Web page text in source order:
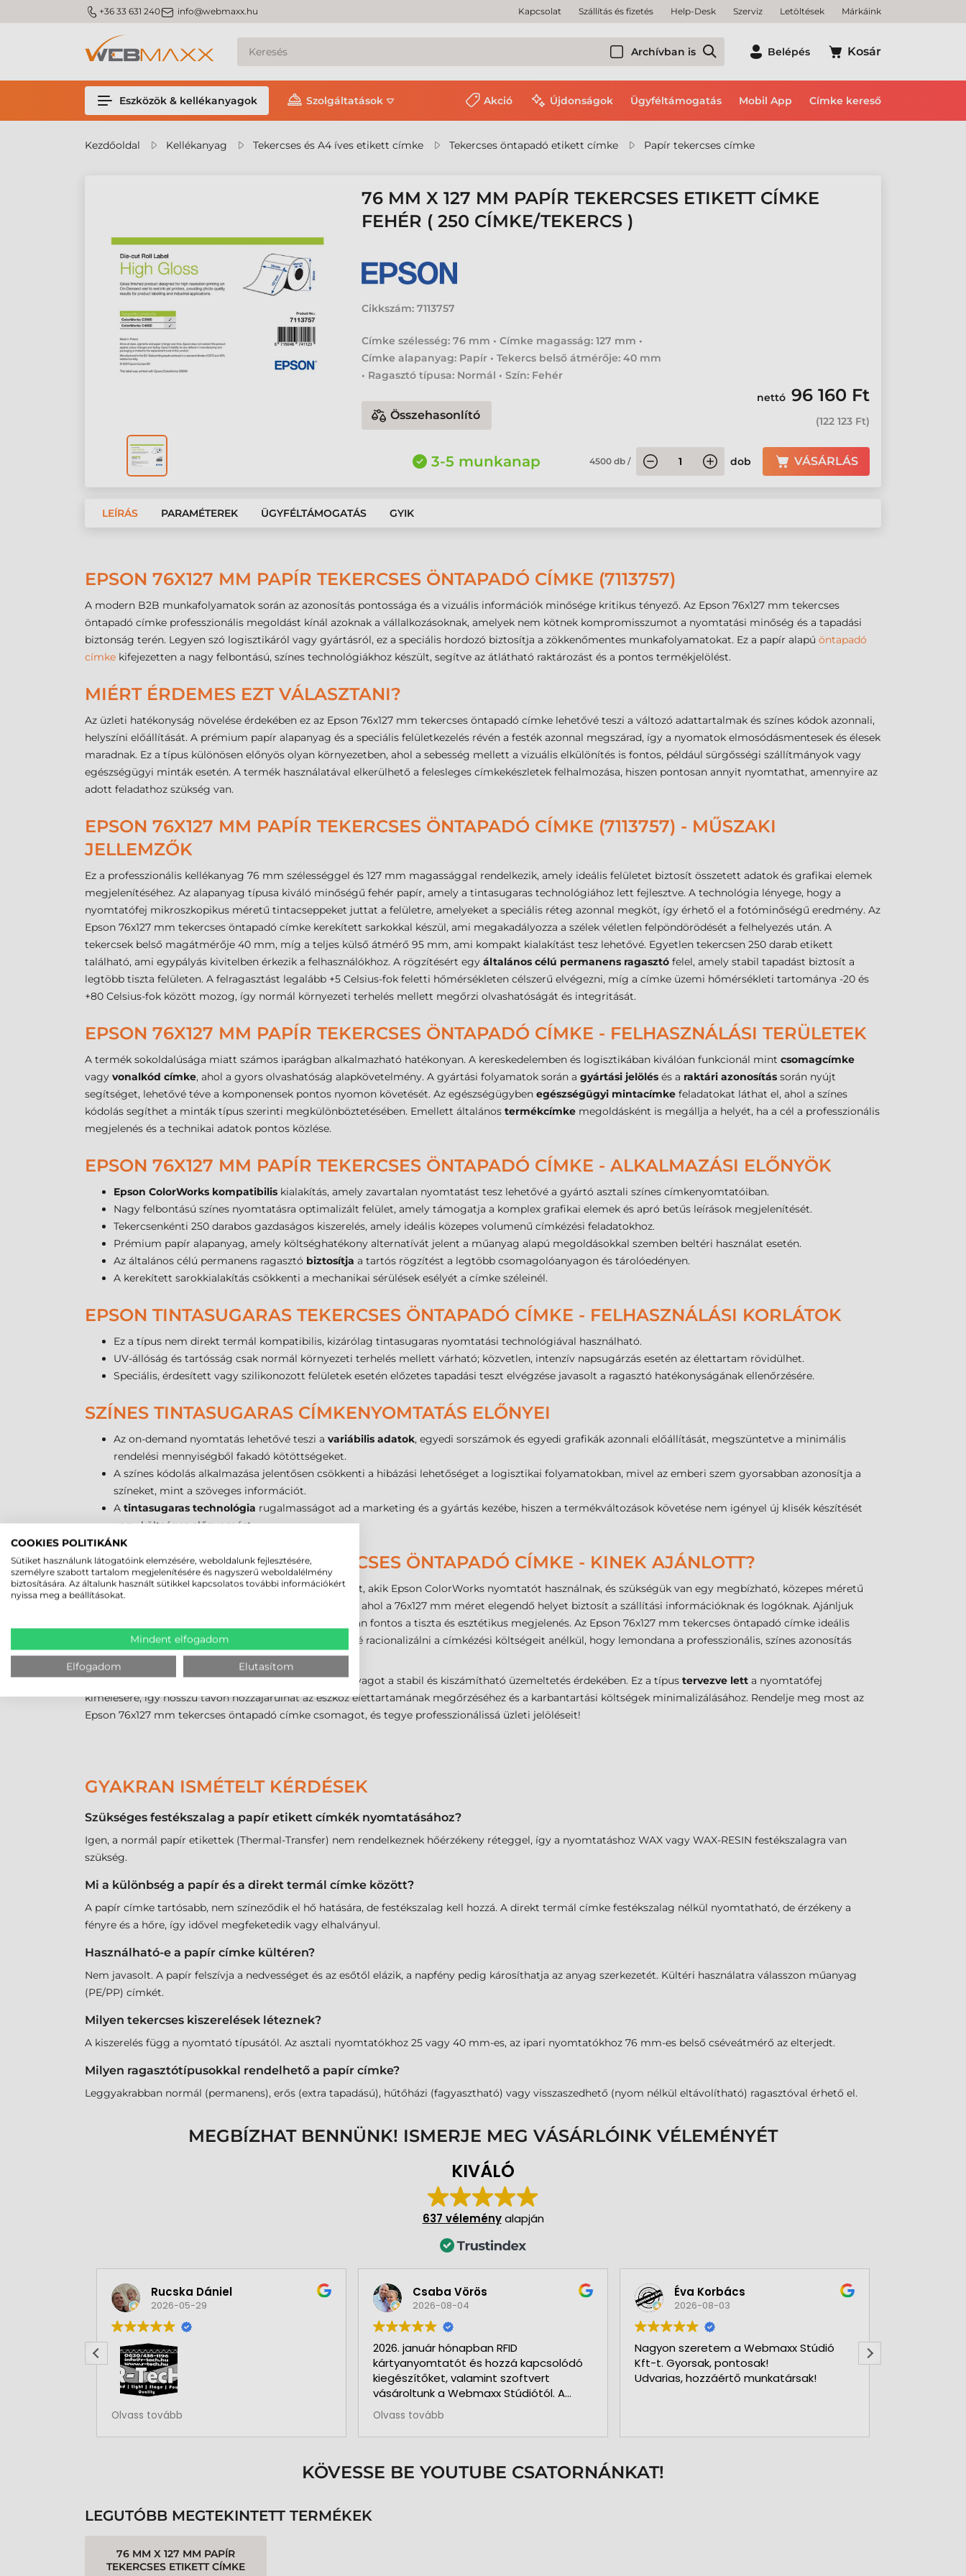
m_phone +36 33 631 240m_email info@webmaxx.hu Kapcsolat Szállítás és fizetés Help-Desk Szerviz Letöltések Márkáink
Archívban is Belépés Kosár
Eszközök & kellékanyagok Szolgáltatások Akció Újdonságok Ügyféltámogatás Mobil App Címke kereső
Kezdőoldal Kellékanyag Tekercses és A4 íves etikett címke Tekercses öntapadó etikett címke Papír tekercses címke
76 MM X 127 MM PAPÍR TEKERCSES ETIKETT CÍMKE
FEHÉR ( 250 CÍMKE/TEKERCS )
Cikkszám: 7113757
Címke szélesség: 76 mm • Címke magasság: 127 mm •
Címke alapanyag: Papír • Tekercs belső átmérője: 40 mm
• Ragasztó típusa: Normál • Szín: Fehér
Összehasonlító
nettó 96 160 Ft
(122 123 Ft)
3-5 munkanap 4500 db/ dob VÁSÁRLÁS
LEÍRÁS PARAMÉTEREK ÜGYFÉLTÁMOGATÁS GYIK
EPSON 76X127 MM PAPÍR TEKERCSES ÖNTAPADÓ CÍMKE (7113757)
A modern B2B munkafolyamatok során az azonosítás pontossága és a vizuális információk minősége kritikus tényező. Az Epson 76x127 mm tekercses
öntapadó címke professzionális megoldást kínál azoknak a vállalkozásoknak, amelyek nem kötnek kompromisszumot a nyomtatási minőség és a tapadási
biztonság terén. Legyen szó logisztikáról vagy gyártásról, ez a speciális hordozó biztosítja a zökkenőmentes munkafolyamatokat. Ez a papír alapú öntapadó
címke kifejezetten a nagy felbontású, színes technológiákhoz készült, segítve az átlátható raktározást és a pontos termékjelölést.
MIÉRT ÉRDEMES EZT VÁLASZTANI?
Az üzleti hatékonyság növelése érdekében ez az Epson 76x127 mm tekercses öntapadó címke lehetővé teszi a változó adattartalmak és színes kódok azonnali,
helyszíni előállítását. A prémium papír alapanyag és a speciális felületkezelés révén a festék azonnal megszárad, így a nyomatok elmosódásmentesek és élesek
maradnak. Ez a típus különösen előnyös olyan környezetben, ahol a sebesség mellett a vizuális elkülönítés is fontos, például sürgősségi szállítmányok vagy
egészségügyi minták esetén. A termék használatával elkerülhető a felesleges címkekészletek felhalmozása, hiszen pontosan annyit nyomtathat, amennyire az
adott feladathoz szükség van.
EPSON 76X127 MM PAPÍR TEKERCSES ÖNTAPADÓ CÍMKE (7113757) - MŰSZAKI
JELLEMZŐK
Ez a professzionális kellékanyag 76 mm szélességgel és 127 mm magassággal rendelkezik, amely ideális felületet biztosít összetett adatok és grafikai elemek
megjelenítéséhez. Az alapanyag típusa kiváló minőségű fehér papír, amely a tintasugaras technológiához lett fejlesztve. A technológia lényege, hogy a
nyomtatófej mikroszkopikus méretű tintacseppeket juttat a felületre, amelyeket a speciális réteg azonnal megköt, így érhető el a fotóminőségű eredmény. Az
Epson 76x127 mm tekercses öntapadó címke kerekített sarkokkal készül, ami megakadályozza a szélek véletlen felpöndörödését a felhelyezés után. A
tekercsek belső magátmérője 40 mm, míg a teljes külső átmérő 95 mm, ami kompakt kialakítást tesz lehetővé. Egyetlen tekercsen 250 darab etikett
található, ami egypályás kivitelben érkezik a felhasználókhoz. A rögzítésért egy általános célú permanens ragasztó felel, amely stabil tapadást biztosít a
legtöbb tiszta felületen. A felragasztást legalább +5 Celsius-fok feletti hőmérsékleten célszerű elvégezni, míg a címke üzemi hőmérsékleti tartománya -20 és
+80 Celsius-fok között mozog, így normál környezeti terhelés mellett megőrzi olvashatóságát és integritását.
EPSON 76X127 MM PAPÍR TEKERCSES ÖNTAPADÓ CÍMKE - FELHASZNÁLÁSI TERÜLETEK
A termék sokoldalúsága miatt számos iparágban alkalmazható hatékonyan. A kereskedelemben és logisztikában kiválóan funkcionál mint csomagcímke
vagy vonalkód címke, ahol a gyors olvashatóság alapkövetelmény. A gyártási folyamatok során a gyártási jelölés és a raktári azonosítás során nyújt
segítséget, lehetővé téve a komponensek pontos nyomon követését. Az egészségügyben egészségügyi mintacímke feladatokat láthat el, ahol a színes
kódolás segíthet a minták típus szerinti megkülönböztetésében. Emellett általános termékcímke megoldásként is megállja a helyét, ha a cél a professzionális
megjelenés és a technikai adatok pontos közlése.
EPSON 76X127 MM PAPÍR TEKERCSES ÖNTAPADÓ CÍMKE - ALKALMAZÁSI ELŐNYÖK
Epson ColorWorks kompatibilis kialakítás, amely zavartalan nyomtatást tesz lehetővé a gyártó asztali színes címkenyomtatóiban.
Nagy felbontású színes nyomtatásra optimalizált felület, amely támogatja a komplex grafikai elemek és apró betűs leírások megjelenítését.
Tekercsenkénti 250 darabos gazdaságos kiszerelés, amely ideális közepes volumenű címkézési feladatokhoz.
Prémium papír alapanyag, amely költséghatékony alternatívát jelent a műanyag alapú megoldásokkal szemben beltéri használat esetén.
Az általános célú permanens ragasztó biztosítja a tartós rögzítést a legtöbb csomagolóanyagon és tárolóedényen.
A kerekített sarokkialakítás csökkenti a mechanikai sérülések esélyét a címke széleinél.
EPSON TINTASUGARAS TEKERCSES ÖNTAPADÓ CÍMKE - FELHASZNÁLÁSI KORLÁTOK
Ez a típus nem direkt termál kompatibilis, kizárólag tintasugaras nyomtatási technológiával használható.
UV-állóság és tartósság csak normál környezeti terhelés mellett várható; közvetlen, intenzív napsugárzás esetén az élettartam rövidülhet.
Speciális, érdesített vagy szilikonozott felületek esetén előzetes tapadási teszt elvégzése javasolt a ragasztó hatékonyságának ellenőrzésére.
SZÍNES TINTASUGARAS CÍMKENYOMTATÁS ELŐNYEI
Az on-demand nyomtatás lehetővé teszi a variábilis adatok, egyedi sorszámok és egyedi grafikák azonnali előállítását, megszüntetve a minimális
rendelési mennyiségből fakadó kötöttségeket.
A színes kódolás alkalmazása jelentősen csökkenti a hibázási lehetőséget a logisztikai folyamatokban, mivel az emberi szem gyorsabban azonosítja a
színeket, mint a szöveges információt.
A tintasugaras technológia rugalmasságot ad a marketing és a gyártás kezébe, hiszen a termékváltozások követése nem igényel új klisék készítését
vagy költséges előnyomást.
EPSON TINTASUGARAS TEKERCSES ÖNTAPADÓ CÍMKE - KINEK AJÁNLOTT?
Ez a termék elsősorban azon B2B szereplőknek ajánlott, akik Epson ColorWorks nyomtatót használnak, és szükségük van egy megbízható, közepes méretű
hordozóra. Kiváló választás logisztikai szolgáltatóknak, ahol a 76x127 mm méret elegendő helyet biztosít a szállítási információknak és logóknak. Ajánljuk
élelmiszeripari gyártóknak is, ahol a beltéri tárolás során fontos a tiszta és esztétikus megjelenés. Az Epson 76x127 mm tekercses öntapadó címke ideális
megoldás minden olyan vállalkozásnak, amely szeretné racionalizálni a címkézési költségeit anélkül, hogy lemondana a professzionális, színes azonosítás
előnyeiről.
Válassza az eredeti specifikációnak megfelelő kellékanyagot a stabil és kiszámítható üzemeltetés érdekében. Ez a típus tervezve lett a nyomtatófej
kímélésére, így hosszú távon hozzájárulhat az eszköz élettartamának megőrzéséhez és a karbantartási költségek minimalizálásához. Rendelje meg most az
Epson 76x127 mm tekercses öntapadó címke csomagot, és tegye professzionálissá üzleti jelöléseit!
GYAKRAN ISMÉTELT KÉRDÉSEK
Szükséges festékszalag a papír etikett címkék nyomtatásához?
Igen, a normál papír etikettek (Thermal-Transfer) nem rendelkeznek hőérzékeny réteggel, így a nyomtatáshoz WAX vagy WAX-RESIN festékszalagra van
szükség.
Mi a különbség a papír és a direkt termál címke között?
A papír címke tartósabb, nem színeződik el hő hatására, de festékszalag kell hozzá. A direkt termál címke festékszalag nélkül nyomtatható, de érzékeny a
fényre és a hőre, így idővel megfeketedik vagy elhalványul.
Használható-e a papír címke kültéren?
Nem javasolt. A papír felszívja a nedvességet és az esőtől elázik, a napfény pedig károsíthatja az anyag szerkezetét. Kültéri használatra válasszon műanyag
(PE/PP) címkét.
Milyen tekercses kiszerelések léteznek?
A kiszerelés függ a nyomtató típusától. Az asztali nyomtatókhoz 25 vagy 40 mm-es, az ipari nyomtatókhoz 76 mm-es belső cséveátmérő az elterjedt.
Milyen ragasztótípusokkal rendelhető a papír címke?
Leggyakrabban normál (permanens), erős (extra tapadású), hűtőházi (fagyasztható) vagy visszaszedhető (nyom nélkül eltávolítható) ragasztóval érhető el.
MEGBÍZHAT BENNÜNK! ISMERJE MEG VÁSÁRLÓINK VÉLEMÉNYÉT
KIVÁLÓ
637 véleményalapján
Rucska Dániel
2026-05-29
Rendben volt a rendelésem
Olvass tovább
Csaba Vörös
2026-08-04
2026. január hónapban RFID
kártyanyomtatót és hozzá kapcsolódó
kiegészítőket, valamint szoftvert
vásároltunk a Webmaxx Stúdiótól. A
beszerzés megkezdése előtt segítettek
az igényeink szerinti típus
kiválasztásában. Minden rendben és
személyesen üzemelte be a nyomtatót
és a hozzá kapcsolódó szoftvert. Pár
Olvass tovább
Éva Korbács
2026-08-03
Nagyon szeretem a Webmaxx Stúdió
Kft-t. Gyorsak, pontosak!
Udvarias, hozzáértő munkatársak!
KÖVESSE BE YOUTUBE CSATORNÁNKAT!
LEGUTÓBB MEGTEKINTETT TERMÉKEK
76 MM X 127 MM PAPÍR
TEKERCSES ETIKETT CÍMKE
COOKIES POLITIKÁNK
Sütiket használunk látogatóink elemzésére, weboldalunk fejlesztésére,
személyre szabott tartalom megjelenítésére és nagyszerű weboldalélmény
biztosítására. Az általunk használt sütikkel kapcsolatos további információkért
nyissa meg a beállításokat.
Mindent elfogadom
Elfogadom Elutasítom